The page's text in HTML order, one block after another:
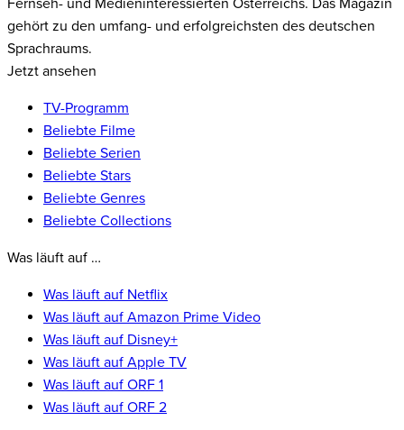
Fernseh- und Medieninteressierten Österreichs. Das Magazin
gehört zu den umfang- und erfolgreichsten des deutschen
Sprachraums.
Jetzt ansehen
TV-Programm
Beliebte Filme
Beliebte Serien
Beliebte Stars
Beliebte Genres
Beliebte Collections
Was läuft auf …
Was läuft auf Netflix
Was läuft auf Amazon Prime Video
Was läuft auf Disney+
Was läuft auf Apple TV
Was läuft auf ORF 1
Was läuft auf ORF 2